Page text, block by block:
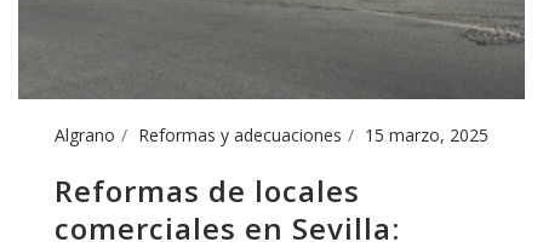
Algrano Reformas y adecuaciones 15 marzo, 2025
Reformas de locales
comerciales en Sevilla: